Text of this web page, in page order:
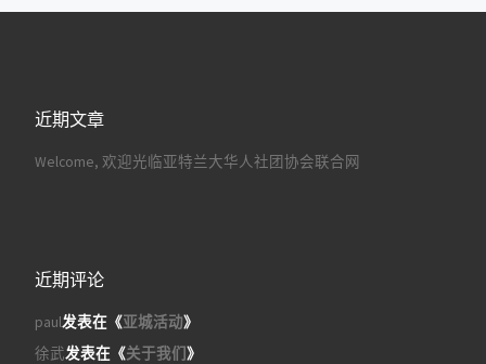
近期文章
Welcome, 欢迎光临亚特兰大华人社团协会联合网
近期评论
paul发表在《亚城活动》
徐武发表在《关于我们》